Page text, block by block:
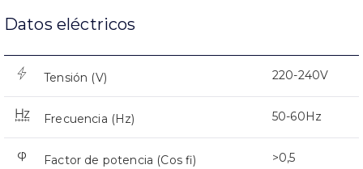
Datos eléctricos
Tensión (V) 220-240V
Frecuencia (Hz) 50-60Hz
Factor de potencia (Cos fi) >0,5